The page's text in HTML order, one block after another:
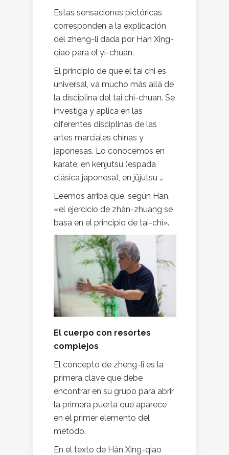
Estas sensaciones pictóricas
corresponden a la explicación
del zheng-li dada por Han Xing-
qiao para el yi-chuan.
El principio de que el tai chi es
universal, va mucho más allá de
la disciplina del tai chi-chuan. Se
investiga y aplica en las
diferentes disciplinas de las
artes marciales chinas y
japonesas. Lo conocemos en
karate, en kenjutsu (espada
clásica japonesa), en jûjutsu …
Leemos arriba que, según Han,
«el ejercicio de zhàn-zhuang se
basa en el principio de tai-chi».
El cuerpo con resortes
complejos
El concepto de zheng-li es la
primera clave que debe
encontrar en su grupo para abrir
la primera puerta que aparece
en el primer elemento del
método.
En el texto de Hàn Xing-qiao